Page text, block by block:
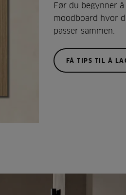
Før du begynner
moodboard hvor
passer sammen.
FÅ TIPS TIL Å